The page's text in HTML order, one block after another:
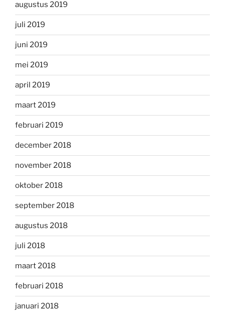
augustus 2019
juli 2019
juni 2019
mei 2019
april 2019
maart 2019
februari 2019
december 2018
november 2018
oktober 2018
september 2018
augustus 2018
juli 2018
maart 2018
februari 2018
januari 2018